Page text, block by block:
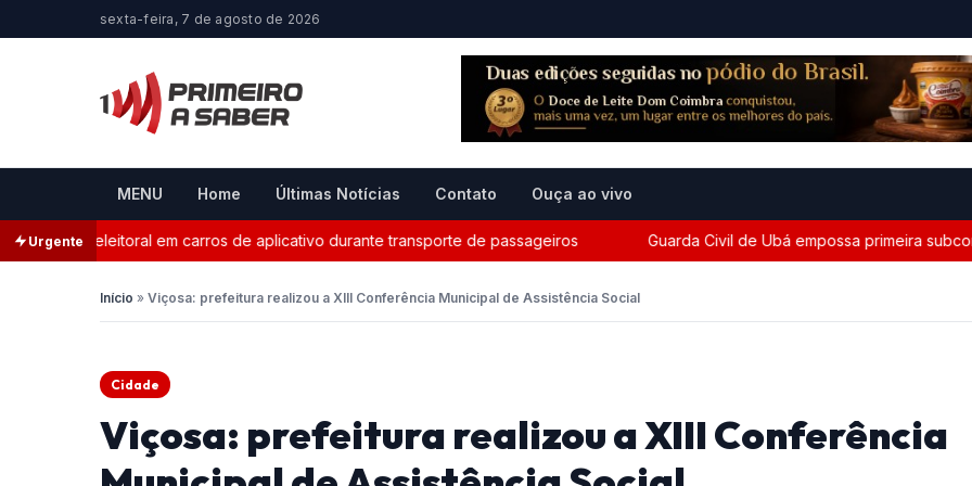
sexta-feira, 7 de agosto de 2026
MENU Home Últimas Notícias Contato Ouça ao vivo
Urgenteeleitoral em carros de aplicativo durante transporte de passageiros Guarda Civil de Ubá empossa primeira
Início » Viçosa: prefeitura realizou a XIII Conferência Municipal de Assistência Social
Cidade
Viçosa: prefeitura realizou a XIII Conferência